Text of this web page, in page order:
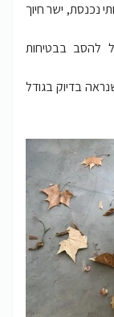
נכנסת, ישר חיוך
להסב בבטיחות
בדיוק בגודל